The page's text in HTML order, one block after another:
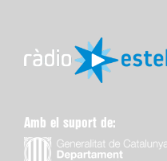
Amb el suport de: